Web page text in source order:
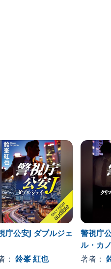
Co.,Ltd.
庁公安J ダブルジェ
： 鈴峯 紅也
警視庁
ル・カ
著者：